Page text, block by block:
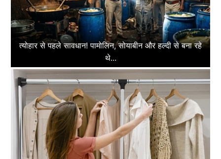
त्योहार से पहले सावधान! पामोलिन, सोयाबीन और हल्दी से बना रहे
थे...